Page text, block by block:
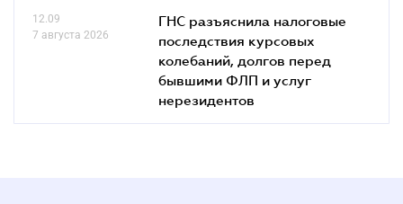
12.09
7 августа 2026
ГНС разъяснила налоговые
последствия курсовых
колебаний, долгов перед
бывшими ФЛП и услуг
нерезидентов